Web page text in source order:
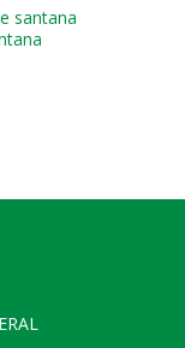
santana